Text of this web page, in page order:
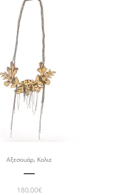
Αξεσουάρ, Κολιε
180,00€